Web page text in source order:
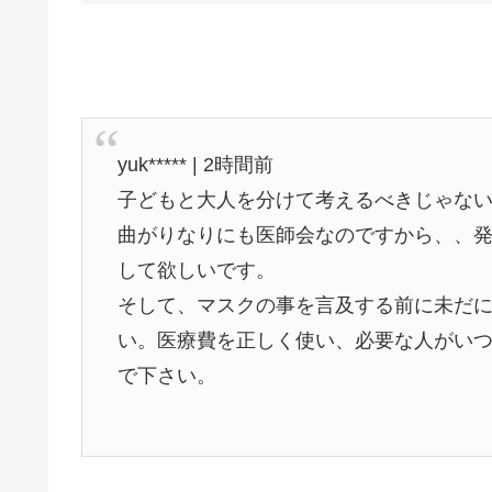
yuk***** | 2時間前
子どもと大人を分けて考えるべきじゃな
曲がりなりにも医師会なのですから、、
して欲しいです。
そして、マスクの事を言及する前に未だ
い。医療費を正しく使い、必要な人がい
で下さい。